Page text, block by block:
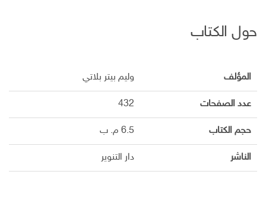
حول الكتاب
المؤلف وليم بيتر بلاتي
عدد الصفحات 432
حجم الكتاب 6.5 م. ب
الناشر دار التنوير